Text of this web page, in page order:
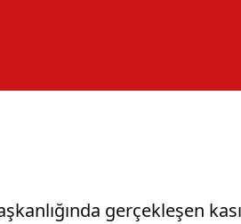
gerçekleşen